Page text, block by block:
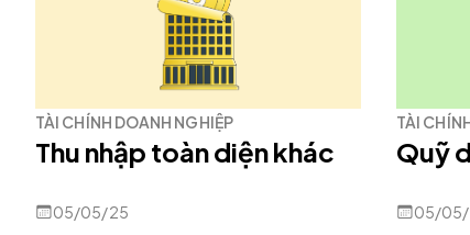
TÀI CHÍNH DOANH NGHIỆP
Thu nhập toàn diện khác
05/05/25
TÀI
Quỹ
05/